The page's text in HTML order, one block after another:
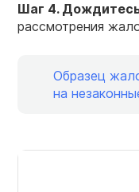
Шаг 4.
рассмотрения
Образец
на